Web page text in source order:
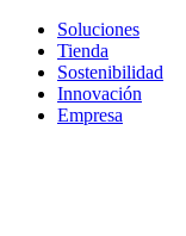
Soluciones
Tienda
Sostenibilidad
Innovación
Empresa